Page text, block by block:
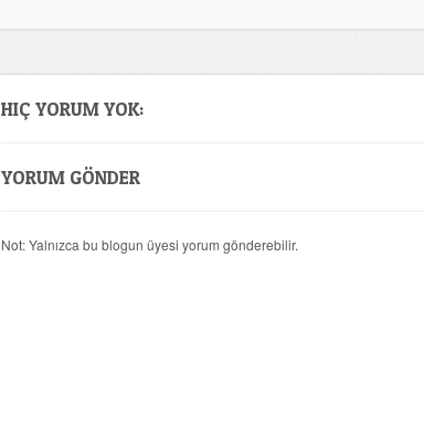
HIÇ YORUM YOK:
YORUM GÖNDER
Not: Yalnızca bu blogun üyesi yorum gönderebilir.